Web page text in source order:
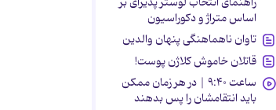
اساس متراژ و دکوراسیون
تاوان ناهماهنگی پنهان والدین
قاتلان خاموش کلاژن پوست!
ساعت ۹:۴۰ | در هر زمان ممکن
باید انتقامشان را پس بدهند